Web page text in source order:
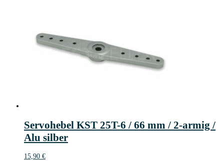
Servohebel KST 25T-6 / 66 mm / 2-armig /
Alu silber
15,90 €